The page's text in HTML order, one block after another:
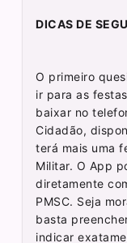
DICAS DE
O primeiro
ir para as
baixar no
Cidadão,
terá mais uma
Militar. O App
diretamente
PMSC. Seja
basta
indicar